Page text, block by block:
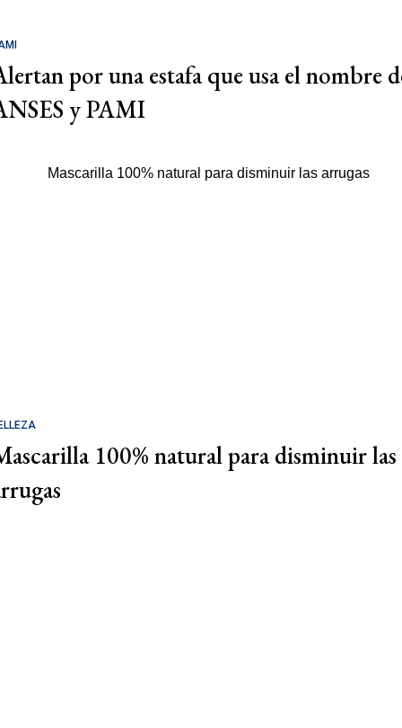
por una estafa que usa el nombre
y PAMI
100% natural para disminuir las